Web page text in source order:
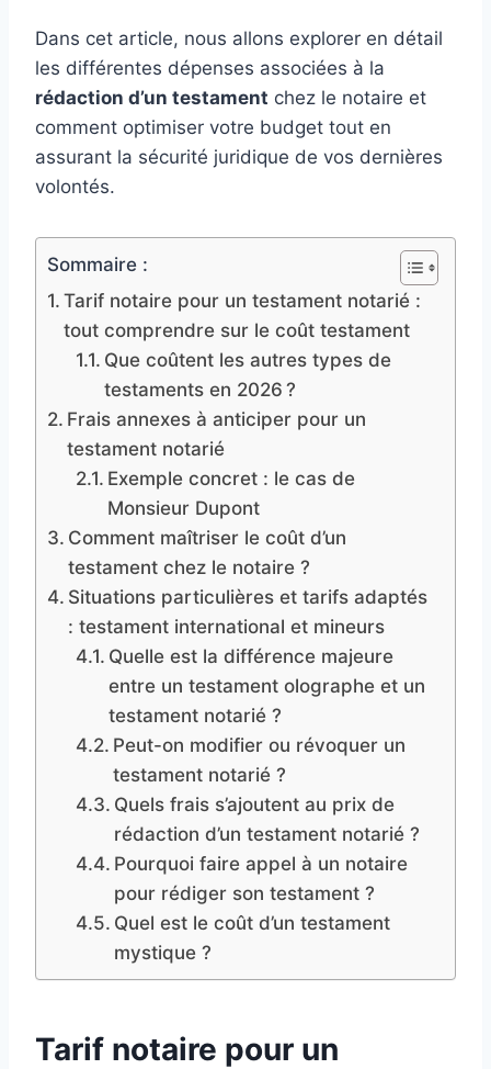
Dans cet article, nous allons explorer en détail
les différentes dépenses associées à la
rédaction d’un testament chez le notaire et
comment optimiser votre budget tout en
assurant la sécurité juridique de vos dernières
volontés.
Sommaire :
Tarif notaire pour un testament notarié :
tout comprendre sur le coût testament
Que coûtent les autres types de
testaments en 2026 ?
Frais annexes à anticiper pour un
testament notarié
Exemple concret : le cas de
Monsieur Dupont
Comment maîtriser le coût d’un
testament chez le notaire ?
Situations particulières et tarifs adaptés
: testament international et mineurs
Quelle est la différence majeure
entre un testament olographe et un
testament notarié ?
Peut-on modifier ou révoquer un
testament notarié ?
Quels frais s’ajoutent au prix de
rédaction d’un testament notarié ?
Pourquoi faire appel à un notaire
pour rédiger son testament ?
Quel est le coût d’un testament
mystique ?
Tarif notaire pour un